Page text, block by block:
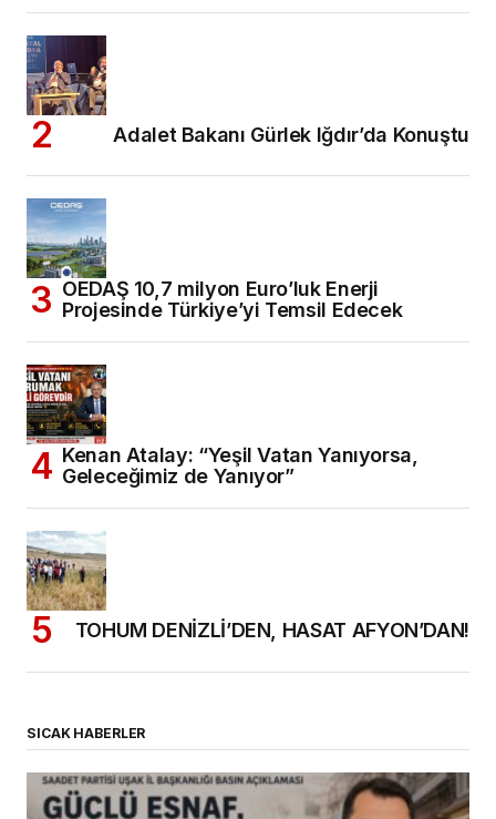
Adalet Bakanı Gürlek Iğdır’da Konuştu
OEDAŞ 10,7 milyon Euro’luk Enerji
Projesinde Türkiye’yi Temsil Edecek
Kenan Atalay: “Yeşil Vatan Yanıyorsa,
Geleceğimiz de Yanıyor”
TOHUM DENİZLİ’DEN, HASAT AFYON’DAN!
SICAK HABERLER